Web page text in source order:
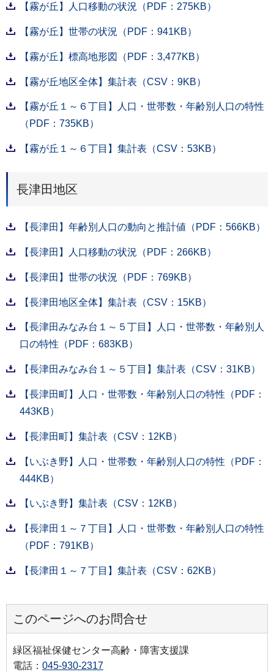
【霧が丘】人口移動の状況（PDF：275KB）
【霧が丘】世帯の状況（PDF：941KB）
【霧が丘】標高地形図（PDF：3,477KB）
【霧が丘地区全体】集計表（CSV：9KB）
【霧が丘１～６丁目】人口・世帯数・年齢別人口の特性
（PDF：735KB）
【霧が丘１～６丁目】集計表（CSV：53KB）
長津田地区
【長津田】年齢別人口の動向と推計値（PDF：566KB）
【長津田】人口移動の状況（PDF：266KB）
【長津田】世帯の状況（PDF：769KB）
【長津田地区全体】集計表（CSV：15KB）
【長津田みなみ台１～５丁目】人口・世帯数・年齢別人
口の特性（PDF：683KB）
【長津田みなみ台１～５丁目】集計表（CSV：31KB）
【長津田町】人口・世帯数・年齢別人口の特性（PDF：
443KB）
【長津田町】集計表（CSV：12KB）
【いぶき野】人口・世帯数・年齢別人口の特性（PDF：
444KB）
【いぶき野】集計表（CSV：12KB）
【長津田１～７丁目】人口・世帯数・年齢別人口の特性
（PDF：791KB）
【長津田１～７丁目】集計表（CSV：62KB）
このページへのお問合せ
緑区福祉保健センター高齢・障害支援課
電話： 045-930-2317